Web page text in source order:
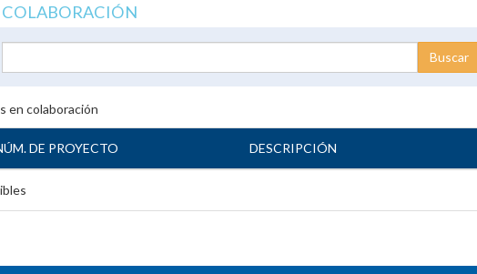
COLABORACIÓN
en colaboración
DE PROYECTO DESCRIPCIÓN